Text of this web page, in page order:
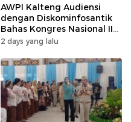
AWPI Kalteng Audiensi
dengan Diskominfosantik
Bahas Kongres Nasional II
AWPI
2 days yang lalu